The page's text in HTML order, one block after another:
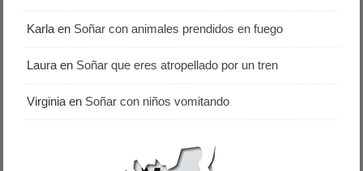
Karla en Soñar con animales prendidos en fuego
Laura en Soñar que eres atropellado por un tren
Virginia en Soñar con niños vomitando